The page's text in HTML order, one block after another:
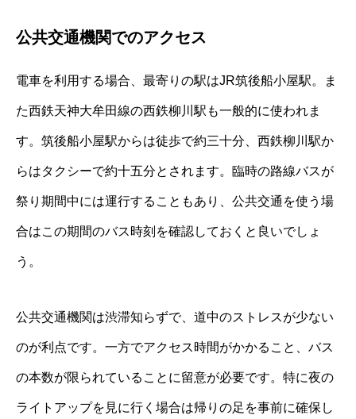
公共交通機関でのアクセス
電車を利用する場合、最寄りの駅はJR筑後船小屋駅。ま
た西鉄天神大牟田線の西鉄柳川駅も一般的に使われま
す。筑後船小屋駅からは徒歩で約三十分、西鉄柳川駅か
らはタクシーで約十五分とされます。臨時の路線バスが
祭り期間中には運行することもあり、公共交通を使う場
合はこの期間のバス時刻を確認しておくと良いでしょ
う。
公共交通機関は渋滞知らずで、道中のストレスが少ない
のが利点です。一方でアクセス時間がかかること、バス
の本数が限られていることに留意が必要です。特に夜の
ライトアップを見に行く場合は帰りの足を事前に確保し